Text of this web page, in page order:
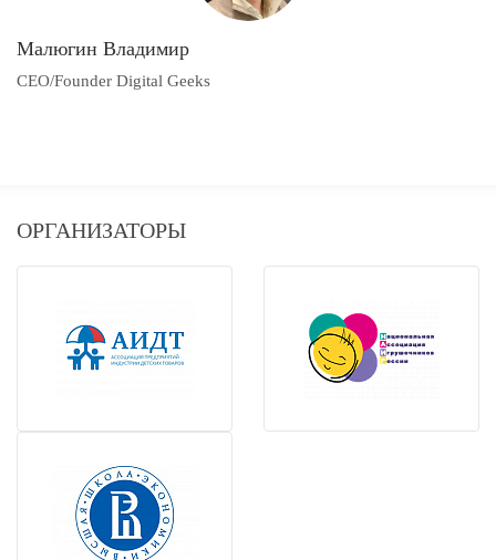
Малюгин Владимир
CEO/Founder Digital Geeks
ОРГАНИЗАТОРЫ